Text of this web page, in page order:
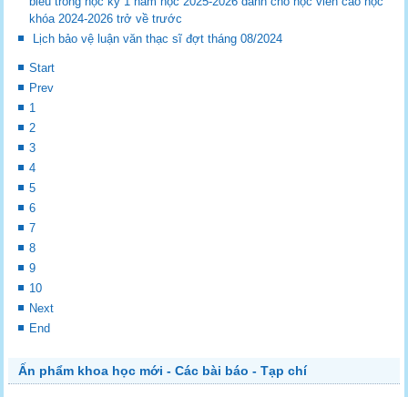
khóa 2024-2026 trở về trước
Lịch bảo vệ luận văn thạc sĩ đợt tháng 08/2024
Start
Prev
1
2
3
4
5
6
7
8
9
10
Next
End
Ấn phẩm khoa học mới - Các bài báo - Tạp chí